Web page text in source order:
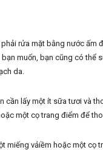
rửa mặt bằng nước ấm
muốn, bạn cũng có thể
da.
cần lấy một ít sữa tươi và
một cọ trang điểm để
miếng vảiềm hoặc một cọ